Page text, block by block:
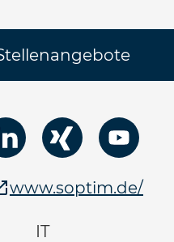
www.soptim.de/
IT